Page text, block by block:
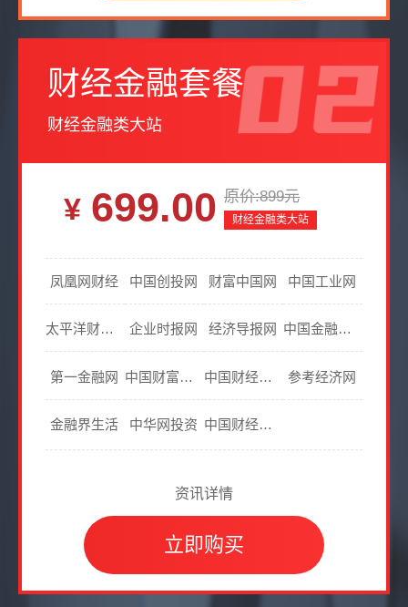
财经金融套餐
财经金融类大站
699.00 原价:899元
财经金融类大站
凤凰网财经 中国创投网 财富中国网 中国工业网
太平洋财富网 企业时报网 经济导报网 中国金融在线
第一金融网 中国财富头条网 中国财经信息网 参考经济网
金融界生活 中华网投资 中国财经时报网-新闻源
资讯详情
立即购买